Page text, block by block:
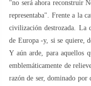
"no será ahora reconstruir
representaba". Frente a la
civilización destrozada. La
de Europa -y, si se quiere,
Y aún arde, para aquellos
emblemáticamente de
razón de ser, dominado por